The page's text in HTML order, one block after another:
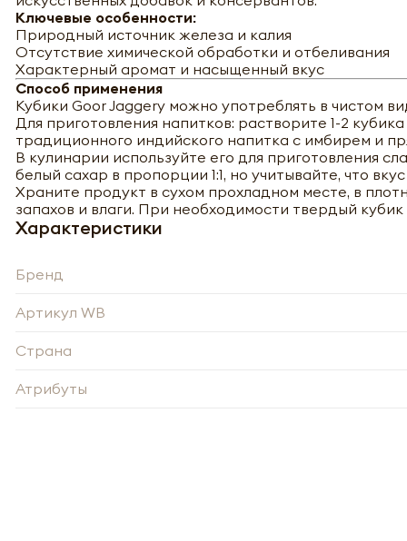
Ключевые особенности:
Природный источник железа и калия
Отсутствие химической обработки и отбеливания
Характерный аромат и насыщенный вкус
Способ применения
Кубики Goor Jaggery можно употреблять в чистом
Для приготовления напитков: растворите 1-2
традиционного индийского напитка с имбирем и
В кулинарии используйте его для приготовления
белый сахар в пропорции 1:1, но учитывайте, что
Храните продукт в сухом прохладном месте, в
запахов и влаги. При необходимости твердый
Характеристики
Бренд
Артикул WB
Страна
Атрибуты